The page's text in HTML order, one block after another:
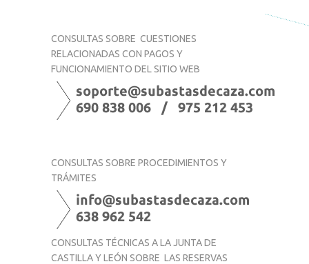
CONSULTAS SOBRE CUESTIONES
RELACIONADAS CON PAGOS Y
FUNCIONAMIENTO DEL SITIO WEB
CONSULTAS SOBRE PROCEDIMIENTOS Y
TRÁMITES
CONSULTAS TÉCNICAS A LA JUNTA DE
CASTILLA Y LEÓN SOBRE LAS RESERVAS